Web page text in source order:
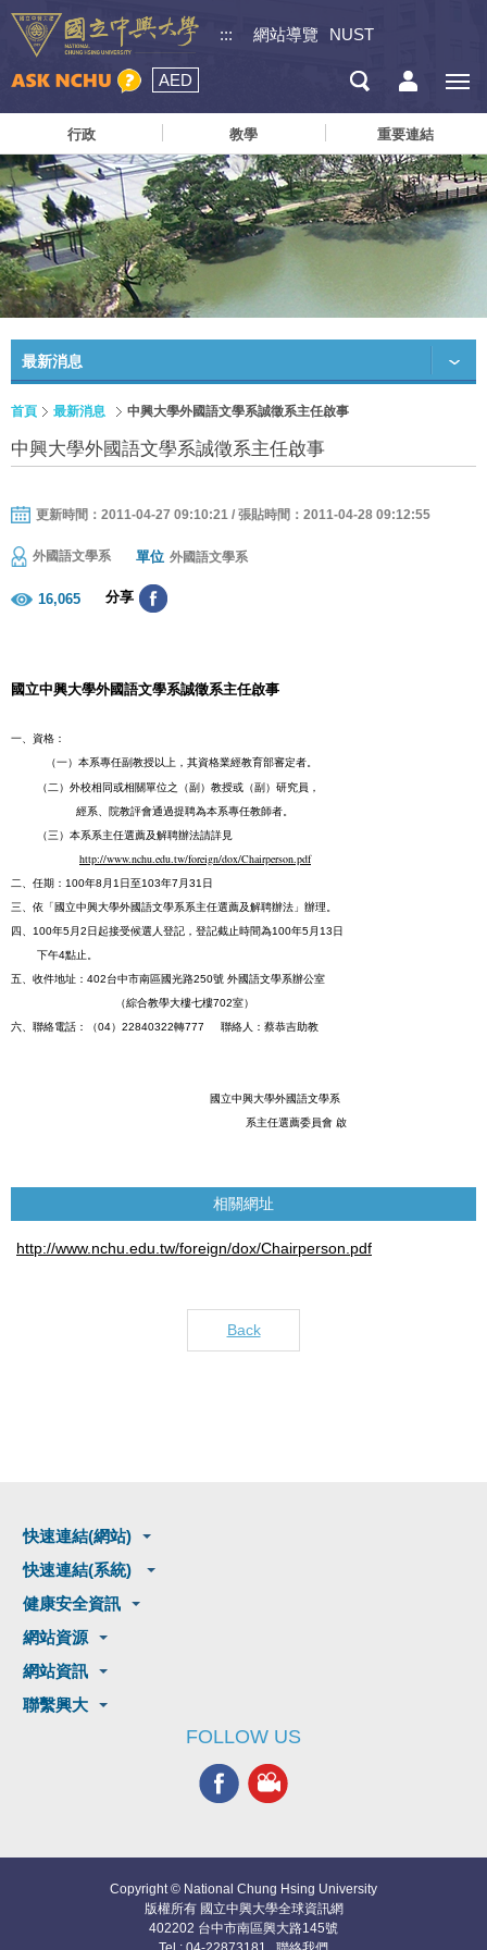
::: 網站導覽 NUST
AED
行政 教學 重要連結
最新消息
首頁 最新消息 中興大學外國語文學系誠徵系主任啟事
中興大學外國語文學系誠徵系主任啟事
更新時間：2011-04-27 09:10:21 / 張貼時間：2011-04-28 09:12:55
外國語文學系 單位 外國語文學系
16,065 分享
國立中興大學外國語文學系誠徵系主任啟事
一、 資格：
（一）本系專任副教授以上，其資格業經教育部審定者。
（二）外校相同或相關單位之（副）教授或（副）研究員，
經系、院教評會通過提聘為本系專任教師者。
（三）本系系主任選薦及解聘辦法請詳見
http://www.nchu.edu.tw/foreign/dox/Chairperson.pdf
二、 任期： 100年8 月 1 日至103年7 月31 日
三、 依「國立中興大學外國語文學系系主任選薦及解聘辦法」辦理。
四、 100年5月2日起接受候選人登記，登記截止時間為100年5月 13日
下午4點止。
五、 收件地址： 402台中市南區國光路250號 外國語文學系辦公室
（綜合教學大樓七樓702室）
六、 聯絡電話：（04） 22840322轉777 聯絡人：蔡恭吉助教
國立中興大學外國語文學系
系主任選薦委員會 啟
相關網址
http://www.nchu.edu.tw/foreign/dox/Chairperson.pdf
Back
快速連結(網站)
快速連結(系統)
健康安全資訊
網站資源
網站資訊
聯繫興大
FOLLOW US
Copyright © National Chung Hsing University
版權所有 國立中興大學全球資訊網
402202 台中市南區興大路145號